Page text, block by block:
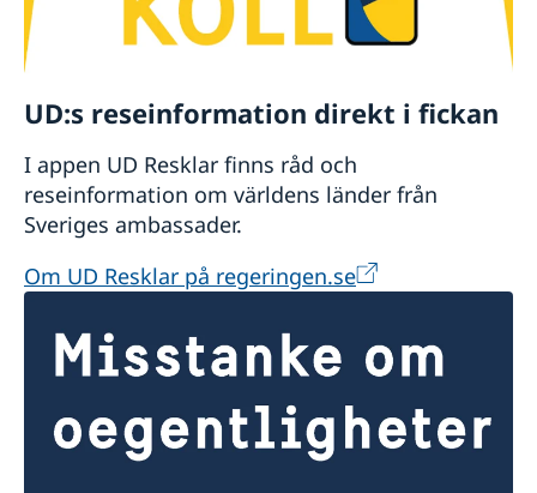
UD:s reseinformation direkt i fickan
I appen UD Resklar finns råd och
reseinformation om världens länder från
Sveriges ambassader.
Om UD Resklar på regeringen.se